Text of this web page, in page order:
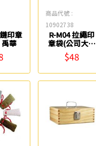
印章
華
商品代號 :
10902738
R-M04 拉繩印
章袋(公司大小
章) 禹華
$48